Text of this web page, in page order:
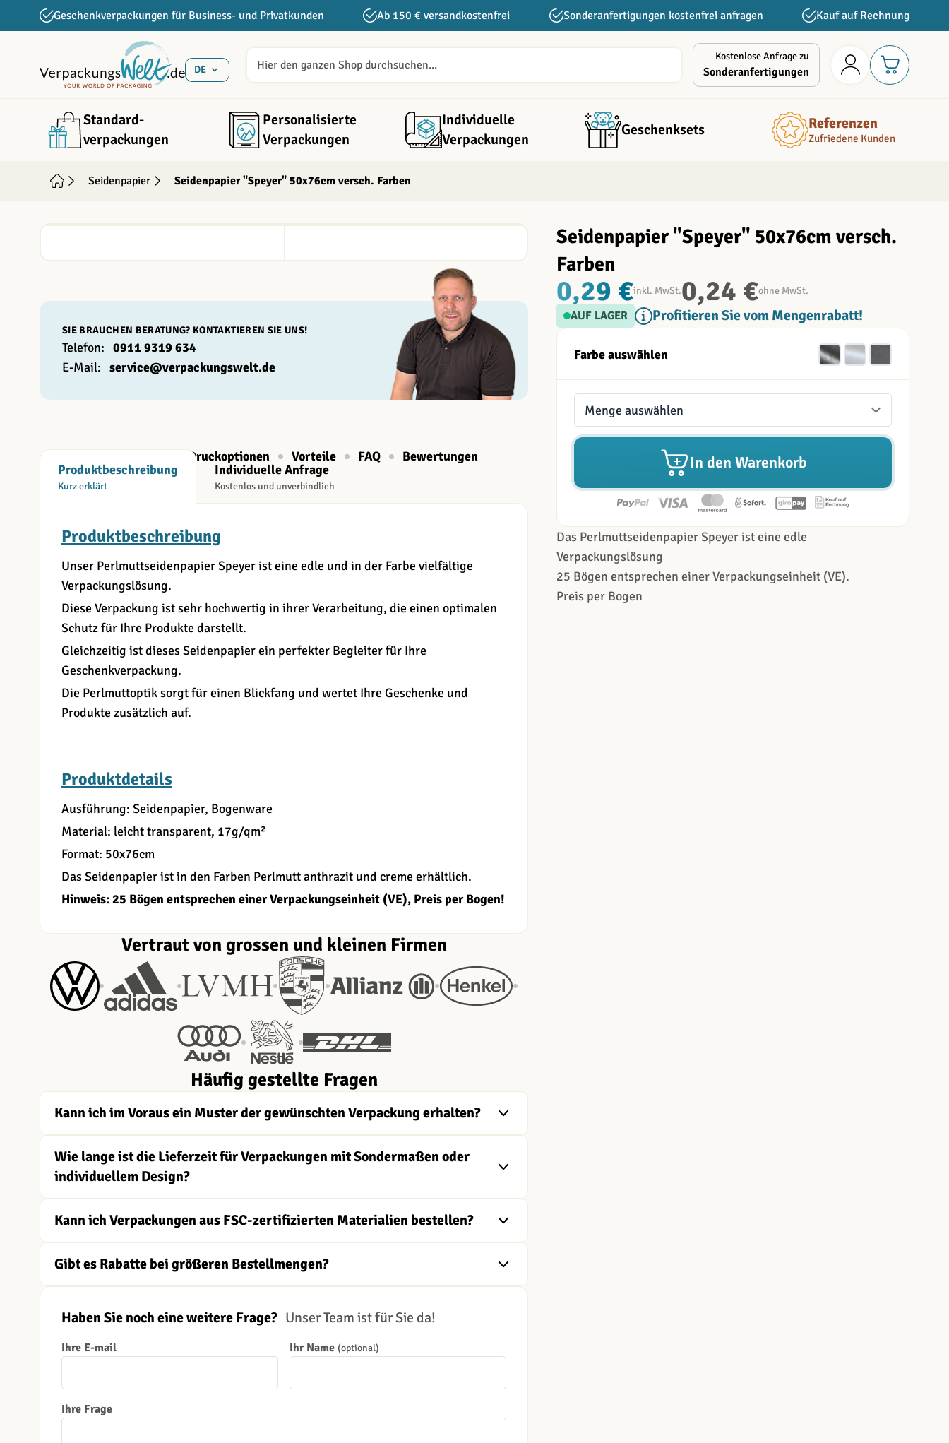
Direkt zum InhaltGeschenkverpackungen für Business- und Privatkunden Ab 150 € versandkostenfrei Sonderanfertigungen kostenfrei anfragen Kauf auf Rechnung
DE
Kostenlose Anfrage zu
Sonderanfertigungen
Standard­
verpackungen
Personalisierte
Verpackungen
Individuelle
Verpackungen
Geschenksets Referenzen
Zufriedene Kunden
Seidenpapier Seidenpapier "Speyer" 50x76cm versch. Farben
SIE BRAUCHEN BERATUNG? KONTAKTIEREN SIE UNS!
Telefon: 0911 9319 634
E-Mail: service@verpackungswelt.de
Druckoptionen Vorteile FAQ
Bewertungen
Produktbeschreibung
Kurz erklärt
Individuelle Anfrage
Kostenlos und unverbindlich
Produktbeschreibung
Unser Perlmuttseidenpapier Speyer ist eine edle und in der Farbe vielfältige
Verpackungslösung.
Diese Verpackung ist sehr hochwertig in ihrer Verarbeitung, die einen optimalen
Schutz für Ihre Produkte darstellt.
Gleichzeitig ist dieses Seidenpapier ein perfekter Begleiter für Ihre
Geschenkverpackung.
Die Perlmuttoptik sorgt für einen Blickfang und wertet Ihre Geschenke und
Produkte zusätzlich auf.
Produktdetails
Ausführung: Seidenpapier, Bogenware
Material: leicht transparent, 17g/qm²
Format: 50x76cm
Das Seidenpapier ist in den Farben Perlmutt anthrazit und creme erhältlich.
Hinweis: 25 Bögen entsprechen einer Verpackungseinheit (VE), Preis per Bogen!
Vertraut von grossen und kleinen Firmen
Häufig gestellte Fragen
Kann ich im Voraus ein Muster der gewünschten Verpackung erhalten?
Wie lange ist die Lieferzeit für Verpackungen mit Sondermaßen oder
individuellem Design?
Kann ich Verpackungen aus FSC-zertifizierten Materialien bestellen?
Gibt es Rabatte bei größeren Bestellmengen?
Haben Sie noch eine weitere Frage? Unser Team ist für Sie da!
Ihre E-mail Ihr Name (optional)
Ihre Frage
Seidenpapier "Speyer" 50x76cm versch.
Farben
0,29 €inkl. MwSt.0,24 €ohne MwSt.
AUF LAGER Profitieren Sie vom Mengenrabatt!
Farbe auswählen
Menge
In den Warenkorb
Das Perlmuttseidenpapier Speyer ist eine edle
Verpackungslösung
25 Bögen entsprechen einer Verpackungseinheit (VE).
Preis per Bogen